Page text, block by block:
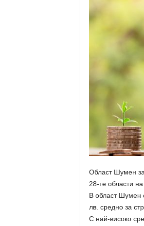
Област Шумен
28-те области
В област Шумен
лв. средно за
С най-високо